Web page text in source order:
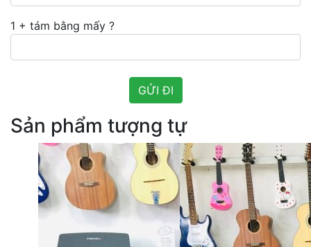
1 + tám bằng mấy ?
Sản phẩm tượng tự